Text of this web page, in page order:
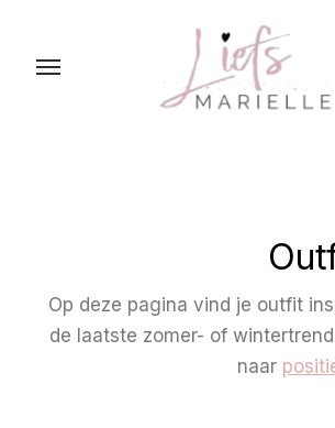
Op deze pagina vind je outfit
de laatste zomer- of
naar